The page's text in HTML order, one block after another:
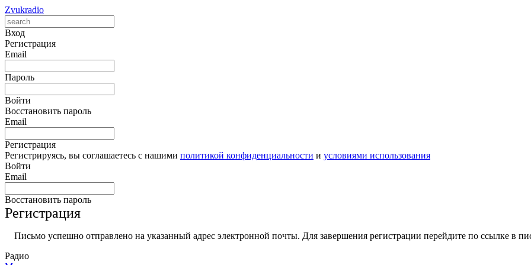
Zvukradio
Вход
Регистрация
Email
Пароль
Войти
Восстановить пароль
Email
Регистрация
Регистрируясь, вы соглашаетесь с нашими политикой конфиденциальности и условиями использования
Войти
Email
Восстановить пароль
Регистрация
Письмо успешно отправлено на указанный адрес электронной почты. Для завершения регистрации перейдите по ссылке в
Радио